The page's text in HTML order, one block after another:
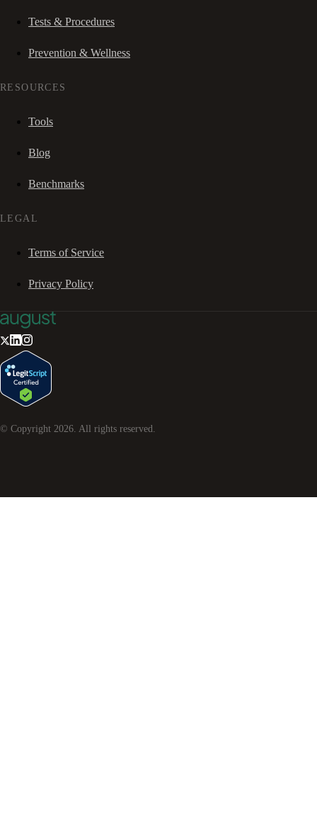
Tests & Procedures
Prevention & Wellness
RESOURCES
Tools
Blog
Benchmarks
LEGAL
Terms of Service
Privacy Policy
© Copyright 2026. All rights reserved.